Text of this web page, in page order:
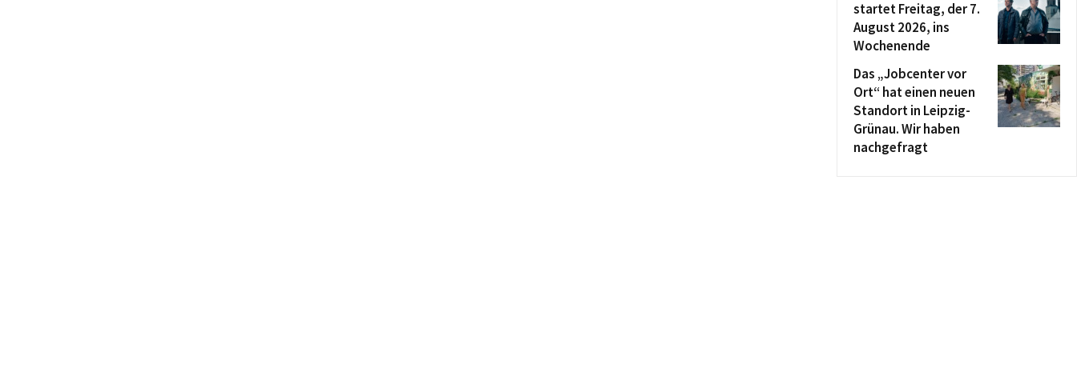
startet Freitag, der 7.
August 2026, ins
Wochenende
Das „Jobcenter vor
Ort“ hat einen neuen
Standort in Leipzig-
Grünau. Wir haben
nachgefragt